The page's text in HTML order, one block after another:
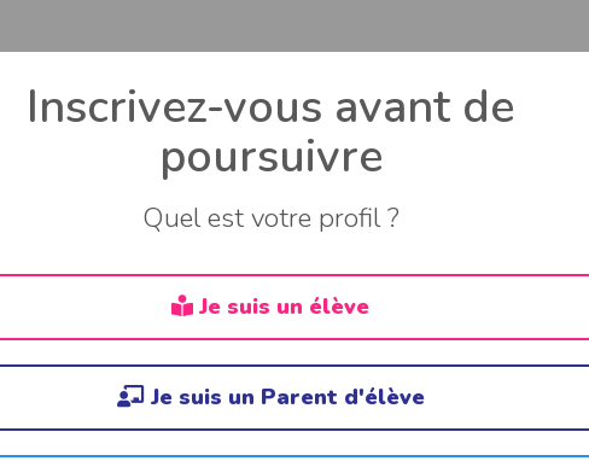
Inscrivez-vous avant de
poursuivre
Quel est votre profil ?
Je suis un élève
Je suis un Parent d'élève